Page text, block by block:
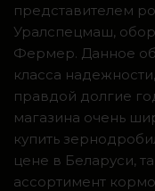
представителем
Уралспецмаш,
Фермер. Данное
класса
правдой долгие
магазина очень
купить
цене в Беларуси,
ассортимент